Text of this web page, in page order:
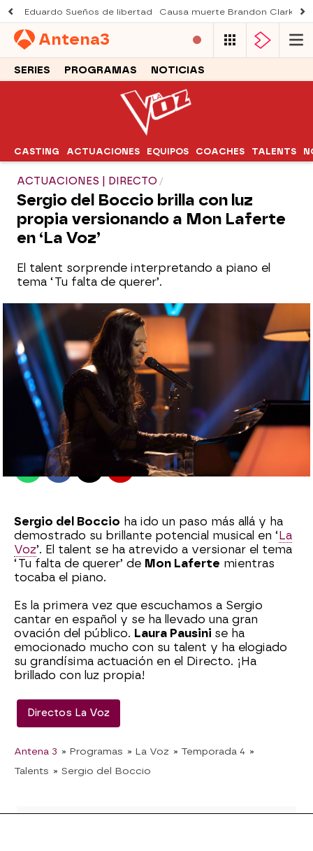
Eduardo Sueños de libertad Causa muerte Brandon Clarke
Antena3
SERIES PROGRAMAS NOTICIAS
CASTING ACTUACIONES EQUIPOS COACHES TALENTS
ACTUACIONES | DIRECTO
Sergio del Boccio brilla con luz
propia versionando a Mon Laferte
en ‘La Voz’
El talent sorprende interpretando a piano el
tema ‘Tu falta de querer’.
Jennifer Álvarez
Madrid
Publicado: 03 de diciembre de 2022, 00:39
WhatsappFacebook Flipboard
Sergio del Boccio ha ido un paso más allá y ha
demostrado su brillante potencial musical en ‘ La
Voz’. El talent se ha atrevido a versionar el tema
‘Tu falta de querer’ de Mon Laferte mientras
tocaba el piano.
Es la primera vez que escuchamos a Sergio
cantar en español y se ha llevado una gran
ovación del público. Laura Pausini se ha
emocionado mucho con su talent y ha elogiado
su grandísima actuación en el Directo. ¡Ha
brillado con luz propia!
Directos La Voz
Antena 3 » Programas » La Voz » Temporada 4 »
Talents » Sergio del Boccio